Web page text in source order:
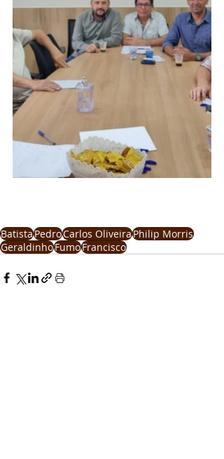
BatistaPedroCarlos OliveiraPhilip Morris
GeraldinhoFumoFrancisco